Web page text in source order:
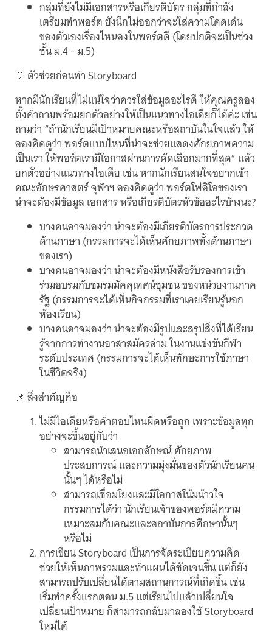
กลุ่มที่ยังไม่มีเอกสารหรือเกียรติบัตร กลุ่มที่กำลัง
เตรียมทำพอร์ต ยังนึกไม่ออกว่าจะใส่ความโดดเด่น
ของตัวเองเรื่องไหนลงในพอร์ตดี (โดยปกติจะเป็นช่วง
ชั้น ม.4 - ม.5)
💡 ตัวช่วยก่อนทำ Storyboard
หากมีนักเรียนที่ไม่แน่ใจว่าควรใส่ข้อมูลอะไรดี ให้คุณครูลอง
ตั้งคำถามพร้อมยกตัวอย่างให้เป็นแนวทางไอเดียก็ได้ค่ะ เช่น
ถามว่า “ถ้านักเรียนมีเป้าหมายคณะหรือสถาบันในใจแล้ว ให้
ลองคิดดูว่า พอร์ตแบบไหนที่น่าจะช่วยแสดงศักยภาพความ
เป็นเรา ให้พอร์ตเรามีโอกาสผ่านการคัดเลือกมากที่สุด” แล้ว
ยกตัวอย่างแนวทางไอเดีย เช่น หากนักเรียนสนใจอยากเข้า
คณะอักษรศาสตร์ จุฬาฯ ลองคิดดูว่า พอร์ตโฟลิโอของเรา
น่าจะต้องมีข้อมูล เอกสาร หรือเกียรติบัตรหัวข้ออะไรบ้างนะ?
บางคนอาจมองว่า น่าจะต้องมีเกียรติบัตรการประกวด
ด้านภาษา (กรรมการจะได้เห็นศักยภาพทั้งด้านภาษา
ของเรา)
บางคนอาจมองว่า น่าจะต้องมีหนังสือรับรองการเข้า
ร่วมอบรมกับชมรมมัคคุเทศน์ชุมชน ของหน่วยงานภาค
รัฐ (กรรมการจะได้เห็นกิจกรรมที่เราเคยเรียนรู้นอก
ห้องเรียน)
บางคนอาจมองว่า น่าจะต้องมีรูปและสรุปสิ่งที่ได้เรียน
รู้จากการทำงานอาสาสมัครล่าม ในงานแข่งขันกีฬา
ระดับประเทศ (กรรมการจะได้เห็นทักษะการใช้ภาษา
ในชีวิตจริง)
📌 สิ่งสำคัญคือ
ไม่มีไอเดียหรือคำตอบไหนผิดหรือถูก เพราะข้อมูลทุก
อย่างจะขึ้นอยู่กับว่า
สามารถนำเสนอเอกลักษณ์ ศักยภาพ
ประสบการณ์ และความมุ่งมั่นของตัวนักเรียนคน
นั้นๆ ได้หรือไม่
สามารถเชื่อมโยงและมีโอกาสโน้มน้าวใจ
กรรมการได้ว่า นักเรียนเจ้าของพอร์ตมีความ
เหมาะสมกับคณะและสถาบันการศึกษานั้นๆ
หรือไม่
การเขียน Storyboard เป็นการจัดระเบียบความคิด
ช่วยให้เห็นภาพรวมและทำแผนได้ชัดเจนขึ้น แต่ก็ยัง
สามารถปรับเปลี่ยนได้ตามสถานการณ์ที่เกิดขึ้น เช่น
เริ่มทำครั้งแรกตอน ม.5 แต่เรียนไปแล้วเปลี่ยนใจ
เปลี่ยนเป้าหมาย ก็สามารถกลับมาลองใช้ Storyboard
ใหม่ได้